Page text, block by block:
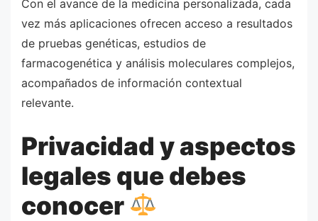
Con el avance de la medicina personalizada, cada
vez más aplicaciones ofrecen acceso a resultados
de pruebas genéticas, estudios de
farmacogenética y análisis moleculares complejos,
acompañados de información contextual
relevante.
Privacidad y aspectos
legales que debes
conocer